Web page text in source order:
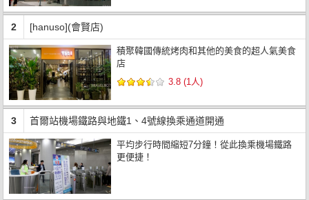
2 [hanuso](會賢店)
積聚韓國傳統烤肉和其他的美食的超人氣美食
店
3.8 (1人)
3 首爾站機場鐵路與地鐵1、4號線換乘通道開通
平均步行時間縮短7分鐘！從此換乘機場鐵路
更便捷！